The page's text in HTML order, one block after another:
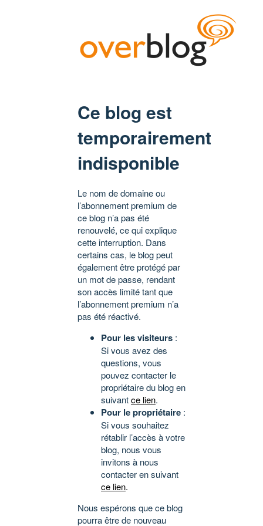
Ce blog est
temporairement
indisponible
Le nom de domaine ou
l’abonnement premium de
ce blog n’a pas été
renouvelé, ce qui explique
cette interruption. Dans
certains cas, le blog peut
également être protégé par
un mot de passe, rendant
son accès limité tant que
l’abonnement premium n’a
pas été réactivé.
Pour les visiteurs :
Si vous avez des
questions, vous
pouvez contacter le
propriétaire du blog en
suivantce lien.
Pour le propriétaire :
Si vous souhaitez
rétablir l’accès à votre
blog, nous vous
invitons à nous
contacter en suivant
ce lien.
Nous espérons que ce blog
pourra être de nouveau